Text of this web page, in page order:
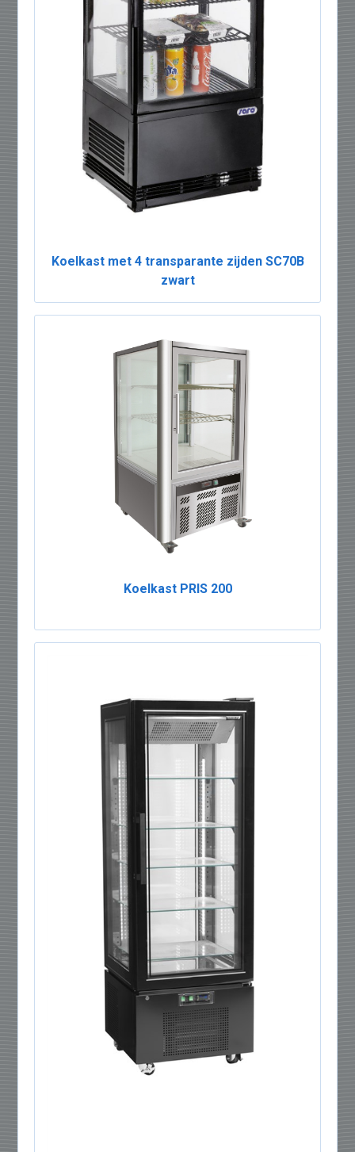
Koelkast met 4 transparante zijden SC70B
zwart
Koelkast PRIS 200